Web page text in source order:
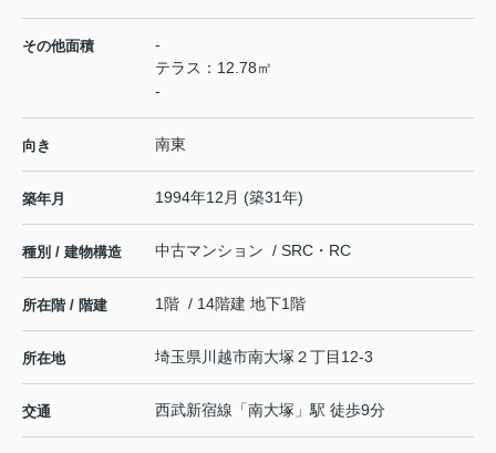
その他面積
-
テラス：12.78㎡
-
向き 南東
築年月 1994年12月 (築31年)
種別 / 建物構造 中古マンション / SRC・RC
所在階 / 階建 1階 / 14階建 地下1階
所在地 埼玉県川越市南大塚２丁目12-3
交通 西武新宿線 「南大塚 」駅 徒歩9分